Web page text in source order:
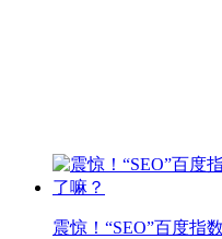
震惊！“SEO”百度指